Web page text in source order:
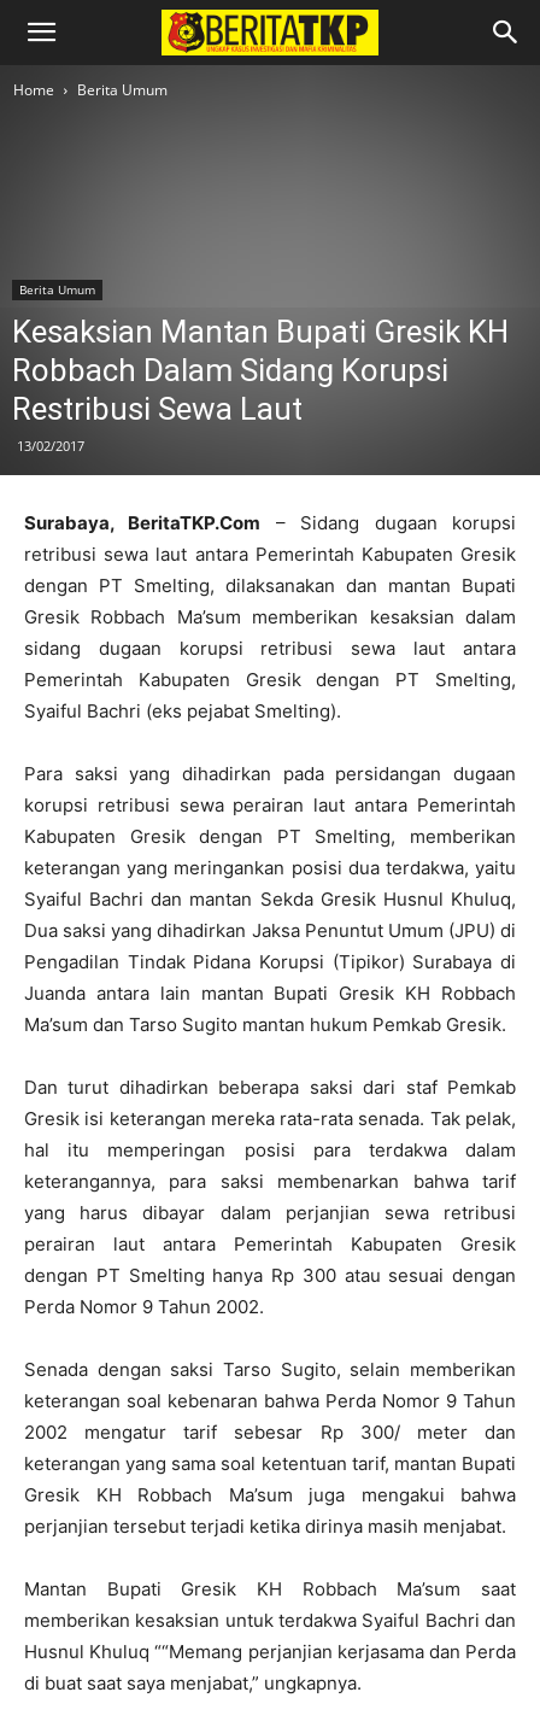
Home Berita Umum
Berita Umum
Kesaksian Mantan Bupati Gresik KH
Robbach Dalam Sidang Korupsi
Restribusi Sewa Laut
13/02/2017
Surabaya, BeritaTKP.Com – Sidang dugaan korupsi
retribusi sewa laut antara Pemerintah Kabupaten Gresik
dengan PT Smelting, dilaksanakan dan mantan Bupati
Gresik Robbach Ma’sum memberikan kesaksian dalam
sidang dugaan korupsi retribusi sewa laut antara
Pemerintah Kabupaten Gresik dengan PT Smelting,
Syaiful Bachri (eks pejabat Smelting).
Para saksi yang dihadirkan pada persidangan dugaan
korupsi retribusi sewa perairan laut antara Pemerintah
Kabupaten Gresik dengan PT Smelting, memberikan
keterangan yang meringankan posisi dua terdakwa, yaitu
Syaiful Bachri dan mantan Sekda Gresik Husnul Khuluq,
Dua saksi yang dihadirkan Jaksa Penuntut Umum (JPU) di
Pengadilan Tindak Pidana Korupsi (Tipikor) Surabaya di
Juanda antara lain mantan Bupati Gresik KH Robbach
Ma’sum dan Tarso Sugito mantan hukum Pemkab Gresik.
Dan turut dihadirkan beberapa saksi dari staf Pemkab
Gresik isi keterangan mereka rata-rata senada. Tak pelak,
hal itu memperingan posisi para terdakwa dalam
keterangannya, para saksi membenarkan bahwa tarif
yang harus dibayar dalam perjanjian sewa retribusi
perairan laut antara Pemerintah Kabupaten Gresik
dengan PT Smelting hanya Rp 300 atau sesuai dengan
Perda Nomor 9 Tahun 2002.
Senada dengan saksi Tarso Sugito, selain memberikan
keterangan soal kebenaran bahwa Perda Nomor 9 Tahun
2002 mengatur tarif sebesar Rp 300/ meter dan
keterangan yang sama soal ketentuan tarif, mantan Bupati
Gresik KH Robbach Ma’sum juga mengakui bahwa
perjanjian tersebut terjadi ketika dirinya masih menjabat.
Mantan Bupati Gresik KH Robbach Ma’sum saat
memberikan kesaksian untuk terdakwa Syaiful Bachri dan
Husnul Khuluq ““Memang perjanjian kerjasama dan Perda
di buat saat saya menjabat,” ungkapnya.